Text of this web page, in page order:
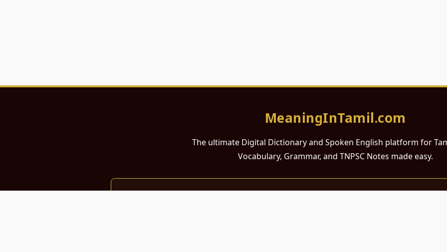
MeaningInTamil.com
The ultimate Digital Dictionary and Spoken English platform for
Vocabulary, Grammar, and TNPSC Notes made easy.